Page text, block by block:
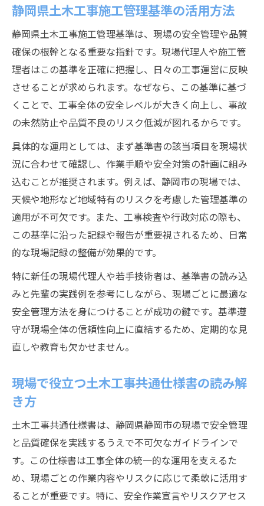
静岡県土木工事施工管理基準の活用方法
静岡県土木工事施工管理基準は、現場の安全管理や品質
確保の根幹となる重要な指針です。現場代理人や施工管
理者はこの基準を正確に把握し、日々の工事運営に反映
させることが求められます。なぜなら、この基準に基づ
くことで、工事全体の安全レベルが大きく向上し、事故
の未然防止や品質不良のリスク低減が図れるからです。
具体的な運用としては、まず基準書の該当項目を現場状
況に合わせて確認し、作業手順や安全対策の計画に組み
込むことが推奨されます。例えば、静岡市の現場では、
天候や地形など地域特有のリスクを考慮した管理基準の
適用が不可欠です。また、工事検査や行政対応の際も、
この基準に沿った記録や報告が重要視されるため、日常
的な現場記録の整備が効果的です。
特に新任の現場代理人や若手技術者は、基準書の読み込
みと先輩の実践例を参考にしながら、現場ごとに最適な
安全管理方法を身につけることが成功の鍵です。基準遵
守が現場全体の信頼性向上に直結するため、定期的な見
直しや教育も欠かせません。
現場で役立つ土木工事共通仕様書の読み解
き方
土木工事共通仕様書は、静岡県静岡市の現場で安全管理
と品質確保を実践するうえで不可欠なガイドラインで
す。この仕様書は工事全体の統一的な運用を支えるた
め、現場ごとの作業内容やリスクに応じて柔軟に活用す
ることが重要です。特に、安全作業宣言やリスクアセス